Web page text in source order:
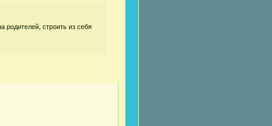
родителей, строить из себя